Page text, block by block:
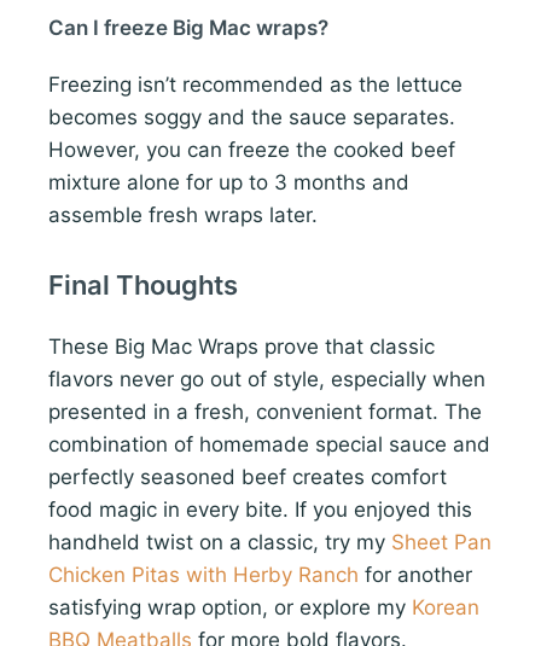
Can I freeze Big Mac wraps?
Freezing isn’t recommended as the lettuce
becomes soggy and the sauce separates.
However, you can freeze the cooked beef
mixture alone for up to 3 months and
assemble fresh wraps later.
Final Thoughts
These Big Mac Wraps prove that classic
flavors never go out of style, especially when
presented in a fresh, convenient format. The
combination of homemade special sauce and
perfectly seasoned beef creates comfort
food magic in every bite. If you enjoyed this
handheld twist on a classic, try my Sheet Pan
Chicken Pitas with Herby Ranch for another
satisfying wrap option, or explore my Korean
BBQ Meatballs for more bold flavors.